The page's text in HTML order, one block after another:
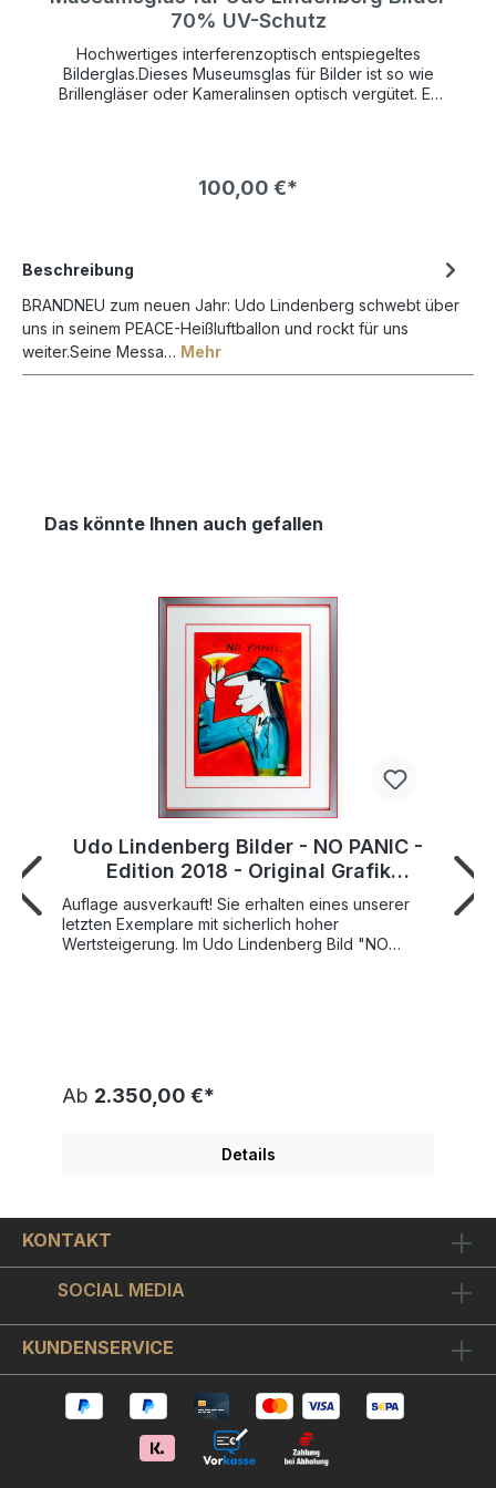
70% UV-Schutz
Hochwertiges interferenzoptisch entspiegeltes
Bilderglas.Dieses Museumsglas für Bilder ist so wie
Brillengläser oder Kameralinsen optisch vergütet. Es
und kontrastreicher als bei normalem Bilderglas NUR
100,00 €*
Beschreibung
BRANDNEU zum neuen Jahr: Udo Lindenberg schwebt über
uns in seinem PEACE-Heißluftballon und rockt für uns
weiter.Seine Messa… Mehr
Das könnte Ihnen auch gefallen
Udo Lindenberg Bilder - NO PANIC -
Edition 2018 - Original Grafik
handsigniert
Auflage ausverkauft! Sie erhalten eines unserer
letzten Exemplare mit sicherlich hoher
Wertsteigerung. Im Udo Lindenberg Bild "NO
Panic" ist eine längst ausverkaufte Edition -
hoher Wertsteigerung. Udo Lindenberg hat dieses
exklusive Kunstwerk auf dickes Büttenpapier im
die herrlich leuchtenden Farben besonders zur
Geltung. Udo Lindenberg "NO PANIC" ist vom
Künstler handsigniert und auf nur 200 Exemplare
weltweit limitiert und einzeln nummeriert. Wir
rechnen mit einer besonders hohen
Wertsteigerung. Die gezeigte Nummerierung ist
nur ein Beispiel. Einen geschmackvollen
Echtsilberoptik mit Passepartout oder einen
besonders schicken ca. 3 cm breiten silbernen
Holz-Bilderrahmen mit schwarzen Innen-und
Außenkanten, Passepartout sowie bruchfestem
Ab 2.350,00 €*
Details
KONTAKT
SOCIAL MEDIA
KUNDENSERVICE